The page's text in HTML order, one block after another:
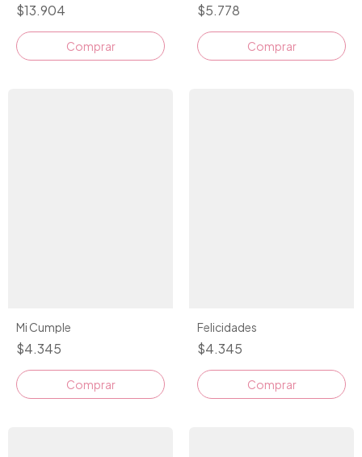
$13.904 $5.778
Mi Cumple
$4.345
Comprar
Felicidades
$4.345
Comprar